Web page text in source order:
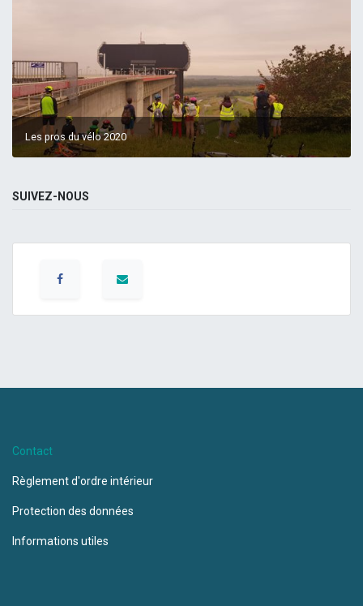
Les pros du vélo 2020
SUIVEZ-NOUS
Contact
Règlement d'ordre intérieur
Protection des données
Informations utiles